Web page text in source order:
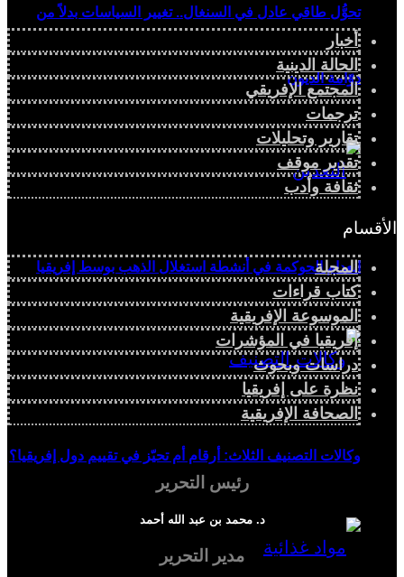
تحوُّل طاقي عادل في السنغال.. تغيير السياسات بدلاً من
دوّامة الديون
انعدام الحوكمة في أنشطة استغلال الذهب بوسط إفريقيا
وكالات التصنيف الثلاث: أرقام أم تحيّز في تقييم دول إفريقيا؟
أخبار
الحالة الدينية
المجتمع الإفريقي
ترجمات
تقارير وتحليلات
تقدير موقف
ثقافة وأدب
الأقسام
المجلة
كتاب قراءات
الموسوعة الإفريقية
إفريقيا في المؤشرات
دراسات وبحوث
نظرة على إفريقيا
الصحافة الإفريقية
رئيس التحرير
د. محمد بن عبد الله أحمد
مدير التحرير